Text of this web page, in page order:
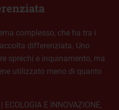
complesso, che ha tra i
differenziata. Uno
sprechi e inquinamento, ma
utilizzato meno di quanto
| ECOLOGIA E INNOVAZIONE,